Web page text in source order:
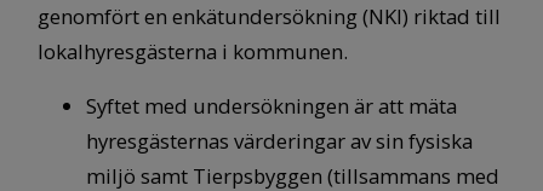
genomfört en enkätundersökning (NKI) riktad till
lokalhyresgästerna i kommunen.
Syftet med undersökningen är att mäta
hyresgästernas värderingar av sin fysiska
miljö samt Tierpsbyggen (tillsammans med